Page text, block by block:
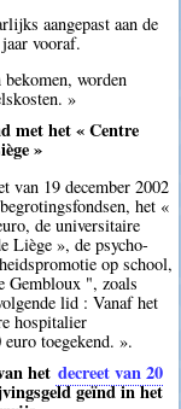
aangepast aan de
vooraf.
worden
»
met het « Centre
»
van 19 december 2002
het «
de universitaire
Liège », de psycho-
op school,
Gembloux ", zoals
lid : Vanaf het
hospitalier
toegekend. ».
het decreet van 20
geïnd in het